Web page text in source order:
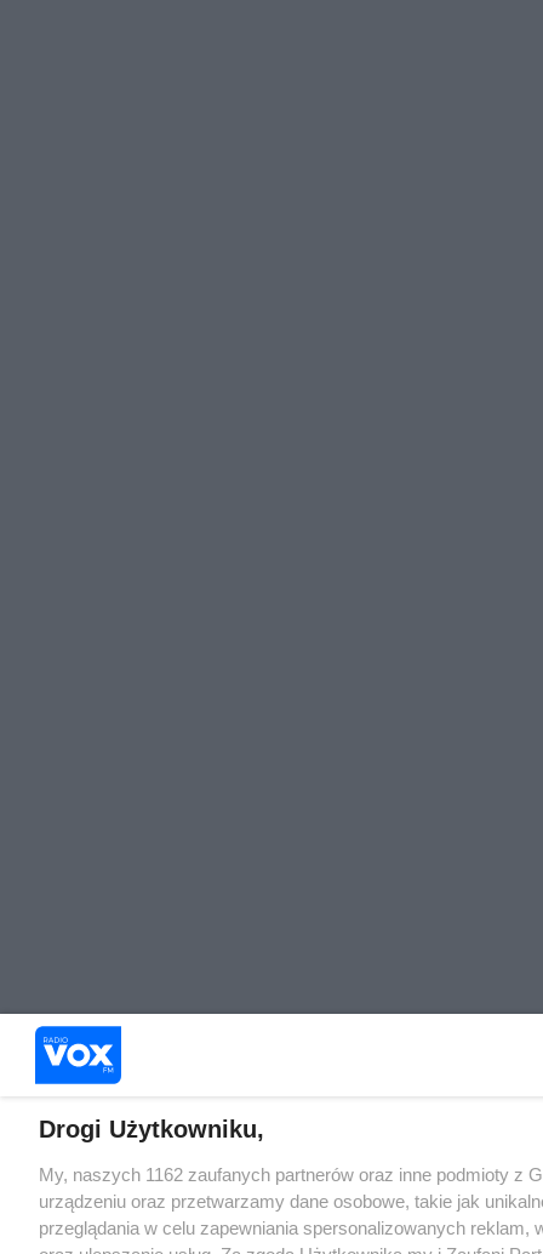
Drogi Użytkowniku,
My, naszych 1162 zaufanych partnerów oraz inne podmioty z
urządzeniu oraz przetwarzamy dane osobowe, takie jak
przeglądania w celu zapewniania spersonalizowanych